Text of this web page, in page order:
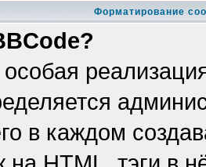
Форматирование
особая
в каждом